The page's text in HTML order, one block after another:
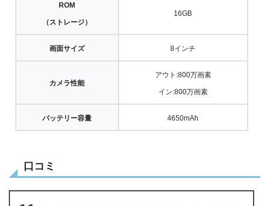
ROM
（ストレージ）
16GB
画面サイズ 8インチ
カメラ性能
アウト:800万画素
イン:800万画素
バッテリー容量 4650mAh
口コミ